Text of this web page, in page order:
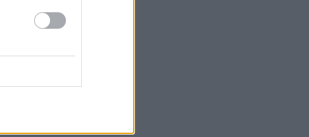
21:20 Profesionálové (4)
22:30 Duše jako kaviár